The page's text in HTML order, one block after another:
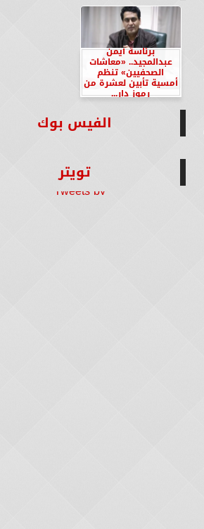
برئاسة أيمن
عبدالمجيد.. «معاشات
الصحفيين» تنظم
أمسية تأبين لعشرة من
رموز دار...
الفيس بوك
تويتر
Tweets by